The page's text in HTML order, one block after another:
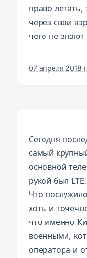
право летать,
через свои
чего не
07 апреля 2018
Сегодня
самый
основной
рукой был LTE.
Что
хоть и
что именно
военными,
оператора и